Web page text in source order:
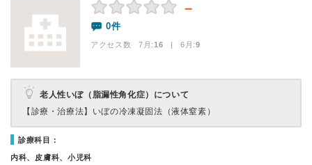
－
0件
アクセス数 7月:16 | 6月:9
老人性いぼ（脂漏性角化症）について
【診療・治療法】 いぼの冷凍凝固法（液体窒素）
診療科目：
内科、皮膚科、小児科